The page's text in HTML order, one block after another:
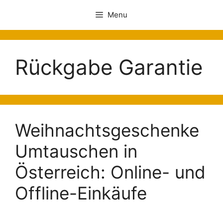
Menu
Rückgabe Garantie
Weihnachtsgeschenke
Umtauschen in
Österreich: Online- und
Offline-Einkäufe